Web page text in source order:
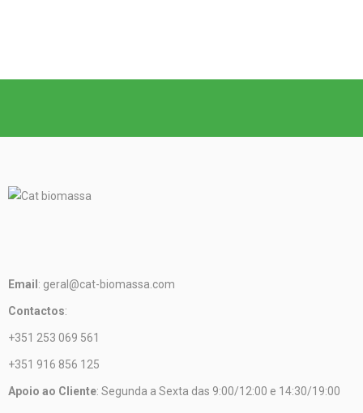
Email : geral@cat-biomassa.com
Contactos:
+351 253 069 561
+351 916 856 125
Apoio ao Cliente: Segunda a Sexta das 9:00/12:00 e 14:30/19:00